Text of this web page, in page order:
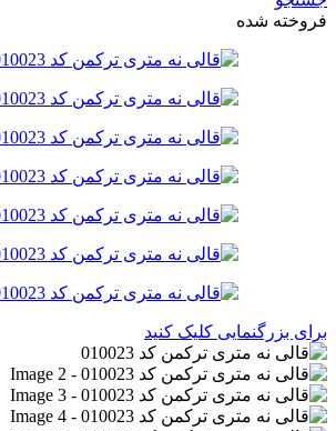
فروخته شده
برای بزرگنمایی کلیک کنید